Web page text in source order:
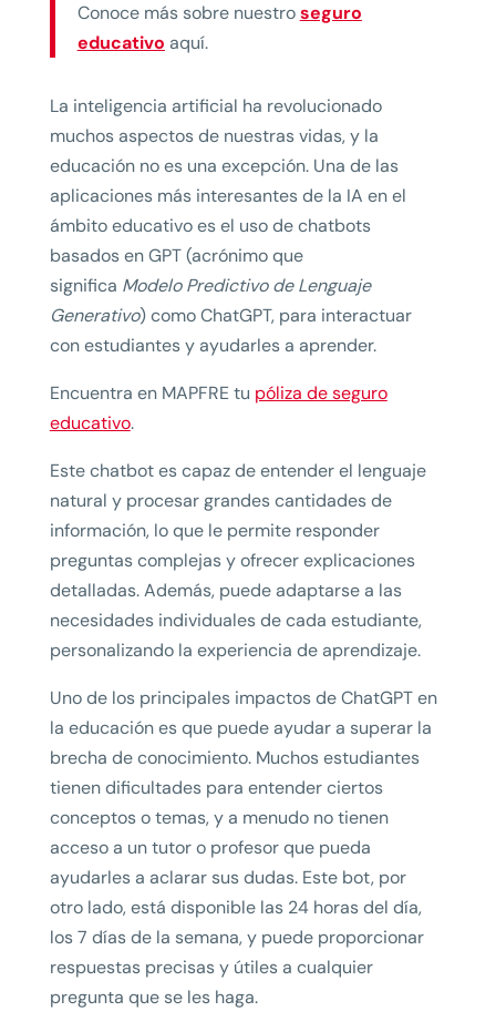
Conoce más sobre nuestroseguro
educativo aquí.
La inteligencia artificial ha revolucionado
muchos aspectos de nuestras vidas, y la
educación no es una excepción. Una de las
aplicaciones más interesantes de la IA en el
ámbito educativo es el uso de chatbots
basados en GPT (acrónimo que
significa Modelo Predictivo de Lenguaje
Generativo) como ChatGPT, para interactuar
con estudiantes y ayudarles a aprender.
Encuentra en MAPFRE tu póliza de seguro
educativo.
Este chatbot es capaz de entender el lenguaje
natural y procesar grandes cantidades de
información, lo que le permite responder
preguntas complejas y ofrecer explicaciones
detalladas. Además, puede adaptarse a las
necesidades individuales de cada estudiante,
personalizando la experiencia de aprendizaje.
Uno de los principales impactos de ChatGPT en
la educación es que puede ayudar a superar la
brecha de conocimiento. Muchos estudiantes
tienen dificultades para entender ciertos
conceptos o temas, y a menudo no tienen
acceso a un tutor o profesor que pueda
ayudarles a aclarar sus dudas. Este bot, por
otro lado, está disponible las 24 horas del día,
los 7 días de la semana, y puede proporcionar
respuestas precisas y útiles a cualquier
pregunta que se les haga.